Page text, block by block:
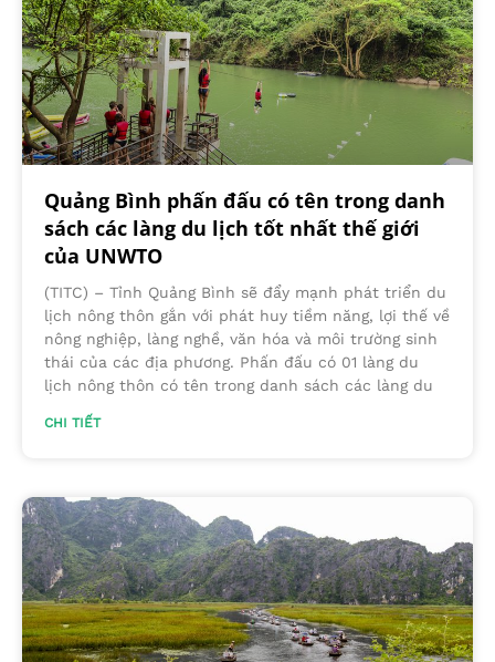
Quảng Bình phấn đấu có tên trong danh
sách các làng du lịch tốt nhất thế giới
của UNWTO
(TITC) – Tỉnh Quảng Bình sẽ đẩy mạnh phát triển du
lịch nông thôn gắn với phát huy tiềm năng, lợi thế về
nông nghiệp, làng nghề, văn hóa và môi trường sinh
thái của các địa phương. Phấn đấu có 01 làng du
lịch nông thôn có tên trong danh sách các làng du
CHI TIẾT